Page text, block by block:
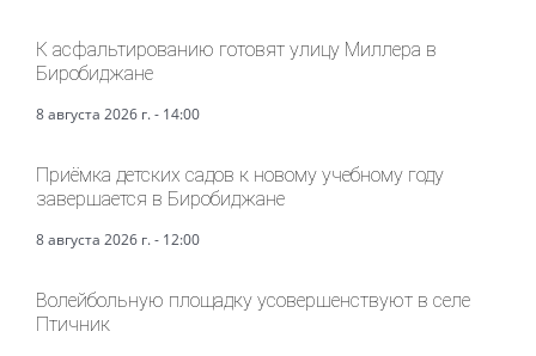
К асфальтированию готовят улицу Миллера в
Биробиджане
8 августа 2026 г. - 14:00
Приёмка детских садов к новому учебному году
завершается в Биробиджане
8 августа 2026 г. - 12:00
Волейбольную площадку усовершенствуют в селе
Птичник